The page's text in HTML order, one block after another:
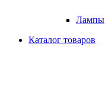
Лампы
Каталог товаров